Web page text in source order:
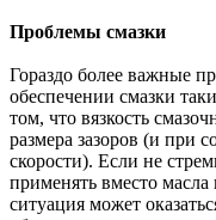
Проблемы смазки
Гораздо более важные
обеспечении смазки
том, что вязкость
размера зазоров (и при
скорости). Если не
применять вместо
ситуация может